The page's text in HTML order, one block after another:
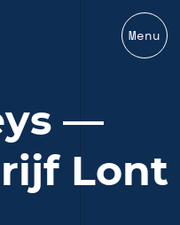
Menu
—
Lont